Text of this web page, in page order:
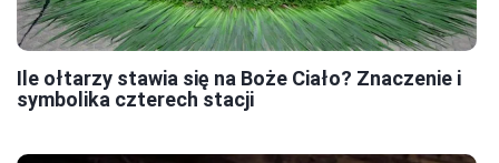
Ile ołtarzy stawia się na Boże Ciało? Znaczenie i
symbolika czterech stacji